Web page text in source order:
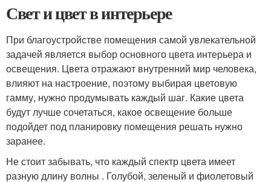
Свет и цвет в интерьере
При благоустройстве помещения самой увлекательной
задачей является выбор основного цвета интерьера и
освещения. Цвета отражают внутренний мир человека,
влияют на настроение, поэтому выбирая цветовую
гамму, нужно продумывать каждый шаг. Какие цвета
будут лучше сочетаться, какое освещение больше
подойдет под планировку помещения решать нужно
заранее.
Не стоит забывать, что каждый спектр цвета имеет
разную длину волны . Голубой, зеленый и фиолетовый